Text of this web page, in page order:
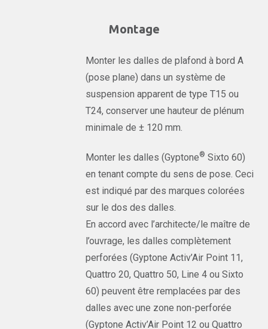
Montage
Monter les dalles de plafond à bord A
(pose plane) dans un système de
suspension apparent de type T15 ou
T24, conserver une hauteur de plénum
minimale de ± 120 mm.
Monter les dalles (Gyptone® Sixto 60)
en tenant compte du sens de pose. Ceci
est indiqué par des marques colorées
sur le dos des dalles.
En accord avec l’architecte/le maître de
l’ouvrage, les dalles complètement
perforées (Gyptone Activ’Air Point 11,
Quattro 20, Quattro 50, Line 4 ou Sixto
60) peuvent être remplacées par des
dalles avec une zone non-perforée
(Gyptone Activ’Air Point 12 ou Quattro